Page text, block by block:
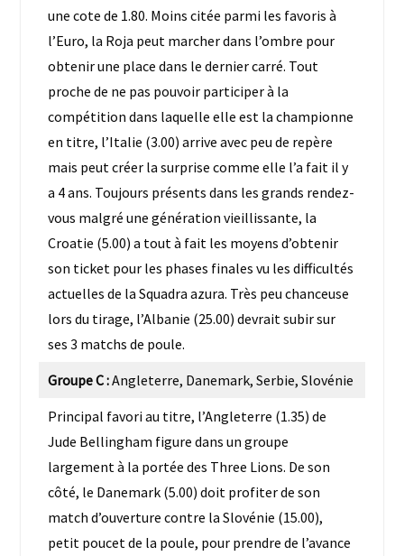
une cote de 1.80. Moins citée parmi les favoris à
l’Euro, la Roja peut marcher dans l’ombre pour
obtenir une place dans le dernier carré. Tout
proche de ne pas pouvoir participer à la
compétition dans laquelle elle est la championne
en titre, l’Italie (3.00) arrive avec peu de repère
mais peut créer la surprise comme elle l’a fait il y
a 4 ans. Toujours présents dans les grands rendez-
vous malgré une génération vieillissante, la
Croatie (5.00) a tout à fait les moyens d’obtenir
son ticket pour les phases finales vu les difficultés
actuelles de la Squadra azura. Très peu chanceuse
lors du tirage, l’Albanie (25.00) devrait subir sur
ses 3 matchs de poule.
Groupe C :Angleterre, Danemark, Serbie, Slovénie
Principal favori au titre, l’Angleterre (1.35) de
Jude Bellingham figure dans un groupe
largement à la portée des Three Lions. De son
côté, le Danemark (5.00) doit profiter de son
match d’ouverture contre la Slovénie (15.00),
petit poucet de la poule, pour prendre de l’avance